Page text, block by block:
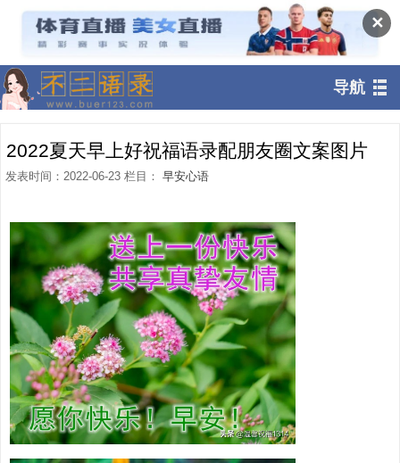
✕
导航
2022夏天早上好祝福语录配朋友圈文案图片
发表时间：2022-06-23 栏目： 早安心语